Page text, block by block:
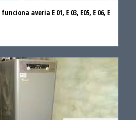
averia E 01, E 03, E05, E 06, E